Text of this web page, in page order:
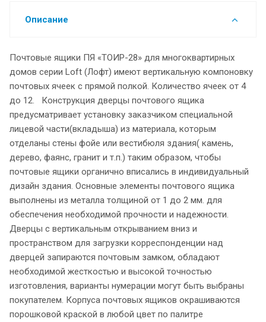
Описание
Почтовые ящики ПЯ «ТОИР-28» для многоквартирных
домов серии Loft (Лофт) имеют вертикальную компоновку
почтовых ячеек с прямой полкой. Количество ячеек от 4
до 12. Конструкция дверцы почтового ящика
предусматривает установку заказчиком специальной
лицевой части(вкладыша) из материала, которым
отделаны стены фойе или вестибюля здания( камень,
дерево, фаянс, гранит и т.п.) таким образом, чтобы
почтовые ящики органично вписались в индивидуальный
дизайн здания. Основные элементы почтового ящика
выполнены из металла толщиной от 1 до 2 мм. для
обеспечения необходимой прочности и надежности.
Дверцы с вертикальным открыванием вниз и
пространством для загрузки корреспонденции над
дверцей запираются почтовым замком, обладают
необходимой жесткостью и высокой точностью
изготовления, варианты нумерации могут быть выбраны
покупателем. Корпуса почтовых ящиков окрашиваются
порошковой краской в любой цвет по палитре